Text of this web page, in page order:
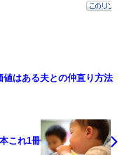
はある夫との仲直り方法
これ1冊